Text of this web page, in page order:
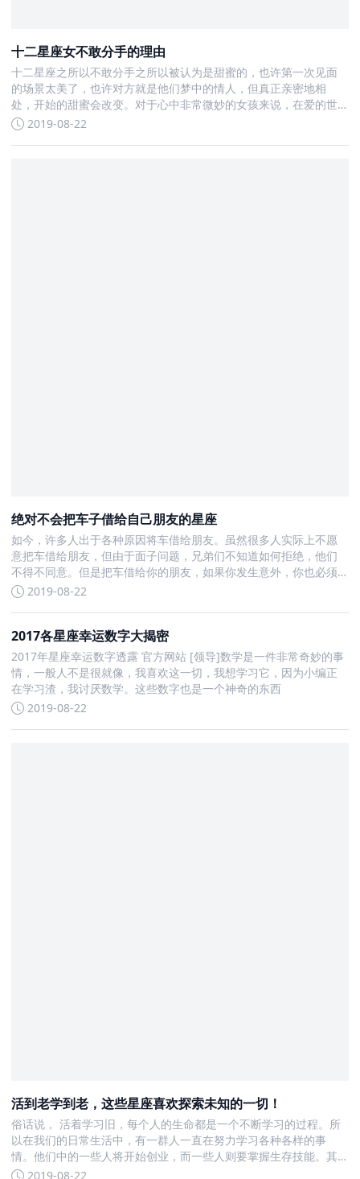
十二星座女不敢分手的理由
十二星座之所以不敢分手之所以被认为是甜蜜的，也许第一次见面
的场景太美了，也许对方就是他们梦中的情人，但真正亲密地相
处，开始的甜蜜会改变。对于心中非常微妙的女孩来说，在爱的世
界里越来越容易越来越深
2019-08-22
绝对不会把车子借给自己朋友的星座
如今，许多人出于各种原因将车借给朋友。虽然很多人实际上不愿
意把车借给朋友，但由于面子问题，兄弟们不知道如何拒绝，他们
不得不同意。但是把车借给你的朋友，如果你发生意外，你也必须
承担责任。所有人
2019-08-22
2017各星座幸运数字大揭密
2017年星座幸运数字透露 官方网站 [领导]数学是一件非常奇妙的事
情，一般人不是很就像，我喜欢这一切，我想学习它，因为小编正
在学习渣，我讨厌数学。这些数字也是一个神奇的东西
2019-08-22
活到老学到老，这些星座喜欢探索未知的一切！
俗话说， 活着学习旧，每个人的生命都是一个不断学习的过程。所
以在我们的日常生活中，有一群人一直在努力学习各种各样的事
情。他们中的一些人将开始创业，而一些人则要掌握生存技能。其
他人纯粹是为了好玩
2019-08-22